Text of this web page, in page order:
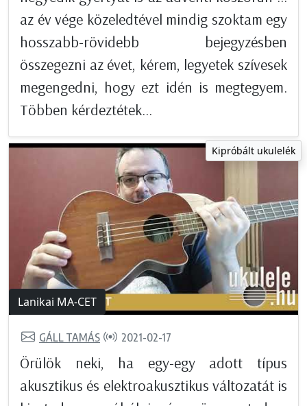
az év vége közeledtével mindig szoktam egy
hosszabb-rövidebb bejegyzésben
összegezni az évet, kérem, legyetek szívesek
megengedni, hogy ezt idén is megtegyem.
Többen kérdeztétek...
Kipróbált ukulelék
Lanikai MA-CET
GÁLL TAMÁS 2021-02-17
Örülök neki, ha egy-egy adott típus
akusztikus és elektroakusztikus változatát is